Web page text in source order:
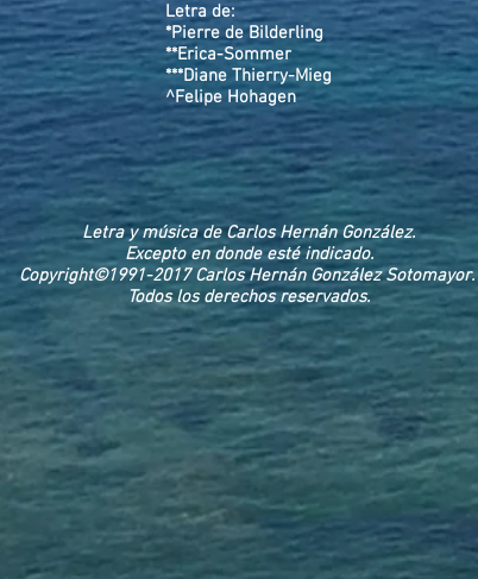
Letra de:
*Pierre de Bilderling
**Erica-Sommer
***Diane Thierry-Mieg
^Felipe Hohagen
Letra y música de Carlos Hernán González.
Excepto en donde esté indicado.
Copyright©1991-2017 Carlos Hernán González Sotomayor.
Todos los derechos reservados.